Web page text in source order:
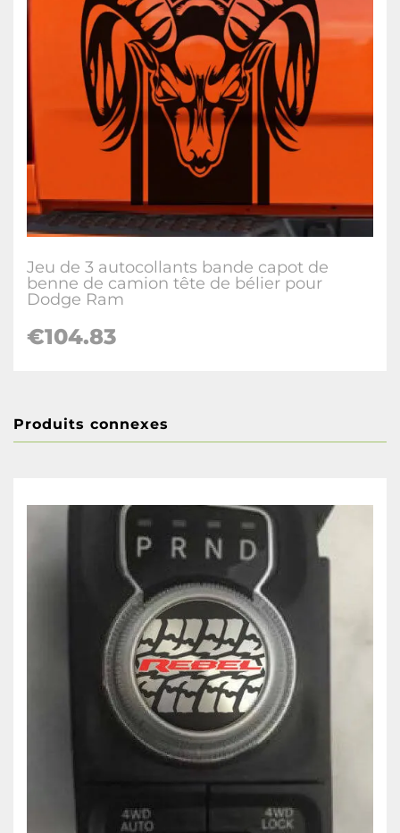
Jeu de 3 autocollants bande capot de
benne de camion tête de bélier pour
Dodge Ram
€104.83
Produits connexes